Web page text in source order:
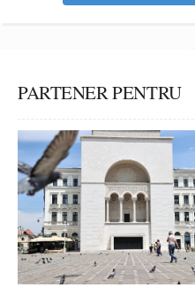
PARTENER PENTRU